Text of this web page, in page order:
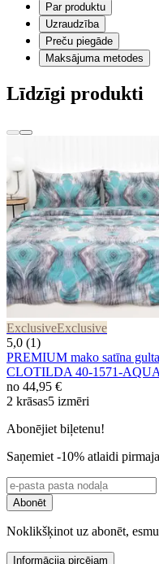
Par produktu
Uzraudzība
Preču piegāde
Maksājuma metodes
Līdzīgi produkti
ExclusiveExclusive
5,0 (1)
PREMIUM mako satīna
CLOTILDA 40-1571-AQUA
no 44,95 €
2 krāsas5 izmēri
Abonējiet biļetenu!
Saņemiet -10% atlaidi
Abonēt
Noklikšķinot uz abonēt,
Informācija pircējam